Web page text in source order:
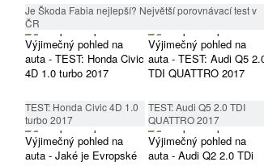
Je Škoda Fabia nejlepší? Největší porovnávací test v
ČR
TEST: Honda Civic 4D 1.0
turbo 2017
TEST: Audi Q5 2.0 TDI
QUATTRO 2017